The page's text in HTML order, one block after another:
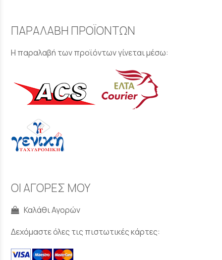
ΠΑΡΑΛΑΒΗ ΠΡΟΪΟΝΤΩΝ
Η παραλαβή των προϊόντων γίνεται μέσω:
ΟΙ ΑΓΟΡΕΣ ΜΟΥ
Καλάθι Αγορών
Δεχόμαστε όλες τις πιστωτικές κάρτες: